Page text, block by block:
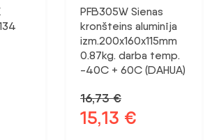
PFB305W Sienas
kronšteins aluminīja
izm.200x160x115mm
0.87kg. darba temp.
-40C + 60C (DAHUA)
16,73€
Sākotnējā
15,13 €